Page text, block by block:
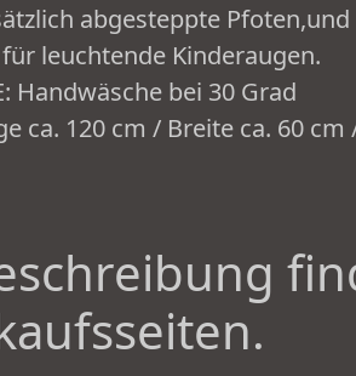
abgesteppte
leuchtende Kinderaugen.
Handwäsche bei 30 Grad
ca. 120 cm / Breite ca. 60 cm